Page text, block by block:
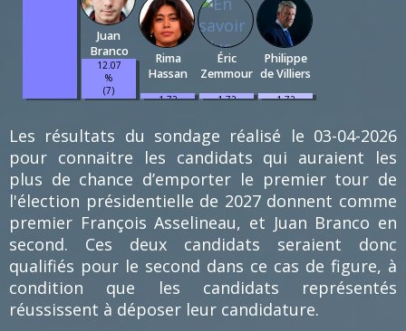
Juan
Branco
12.07
%
(7)
Rima
Hassan
1.72
Éric
Zemmour
1.72
Philippe
de Villiers
1.72
Les résultats du sondage réalisé le 03-04-2026
pour connaitre les candidats qui auraient les
plus de chance d’emporter le premier tour de
l'élection présidentielle de 2027 donnent comme
premier François Asselineau, et Juan Branco en
second. Ces deux candidats seraient donc
qualifiés pour le second dans ce cas de figure, à
condition que les candidats représentés
réussissent à déposer leur candidature.